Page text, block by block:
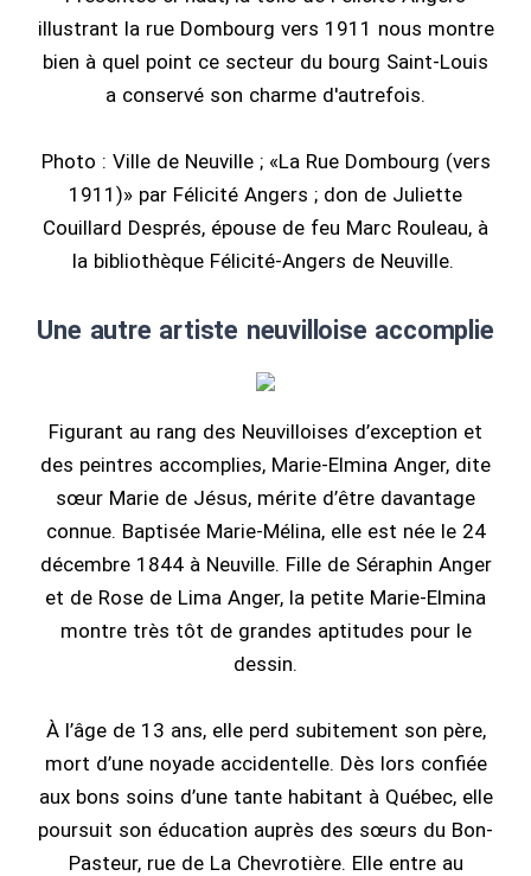
illustrant la rue Dombourg vers 1911 nous montre
bien à quel point ce secteur du bourg Saint-Louis
a conservé son charme d'autrefois.
Photo : Ville de Neuville ; «La Rue Dombourg (vers
1911)» par Félicité Angers ; don de Juliette
Couillard Després, épouse de feu Marc Rouleau, à
la bibliothèque Félicité-Angers de Neuville.
Une autre artiste neuvilloise accomplie
Figurant au rang des Neuvilloises d’exception et
des peintres accomplies, Marie-Elmina Anger, dite
sœur Marie de Jésus, mérite d’être davantage
connue. Baptisée Marie-Mélina, elle est née le 24
décembre 1844 à Neuville. Fille de Séraphin Anger
et de Rose de Lima Anger, la petite Marie-Elmina
montre très tôt de grandes aptitudes pour le
dessin.
À l’âge de 13 ans, elle perd subitement son père,
mort d’une noyade accidentelle. Dès lors confiée
aux bons soins d’une tante habitant à Québec, elle
poursuit son éducation auprès des sœurs du Bon-
Pasteur, rue de La Chevrotière. Elle entre au